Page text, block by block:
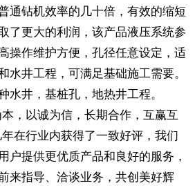
通钻机效率的几十倍，有效的缩短
了更大的利润，该产品液压系统参
操作维护方便，孔径任意设定，适
水井工程，可满足基础施工需要。
井，基桩孔，地热井工程。
以诚为信，长期合作，互赢互
在行业内获得了一致好评，我们
户提供更优质产品和良好的服务，
来指导、洽谈业务，共创美好辉